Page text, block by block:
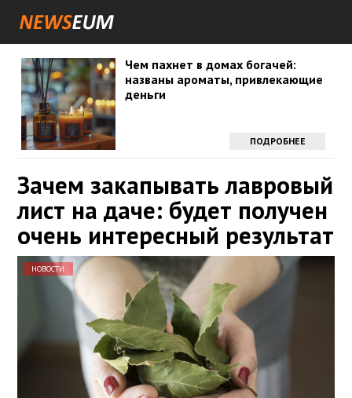
Чем пахнет в домах богачей:
названы ароматы, привлекающие
деньги
ПОДРОБНЕЕ
Зачем закапывать лавровый
лист на даче: будет получен
очень интересный результат
НОВОСТИ